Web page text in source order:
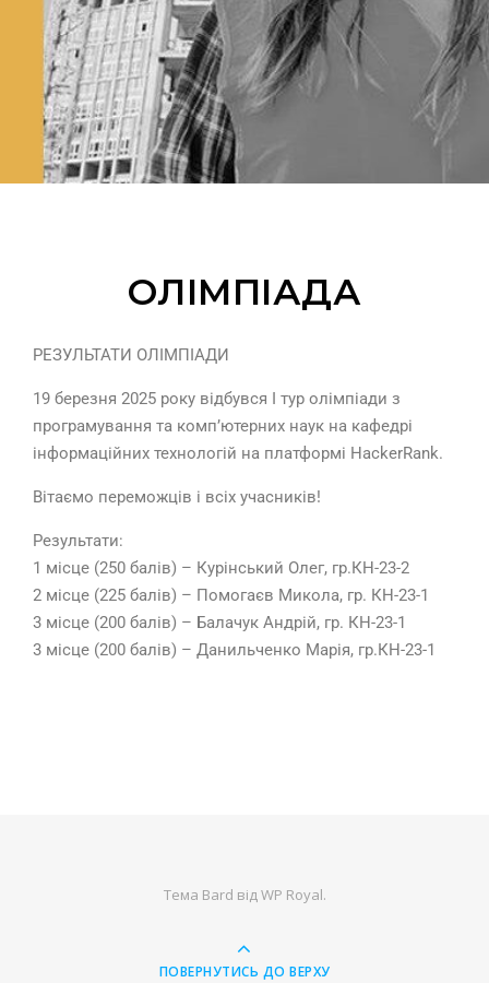
ОЛІМПІАДА
РЕЗУЛЬТАТИ ОЛІМПІАДИ
19 березня 2025 року відбувся І тур олімпіади з
програмування та комп’ютерних наук на кафедрі
інформаційних технологій на платформі HackerRank.
Вітаємо переможців і всіх учасників!
Результати:
1 місце (250 балів) – Курінський Олег, гр.КН-23-2
2 місце (225 балів) – Помогаєв Микола, гр. КН-23-1
3 місце (200 балів) – Балачук Андрій, гр. КН-23-1
3 місце (200 балів) – Данильченко Марія, гр.КН-23-1
Тема Bard відWP Royal.
ПОВЕРНУТИСЬ ДО ВЕРХУ